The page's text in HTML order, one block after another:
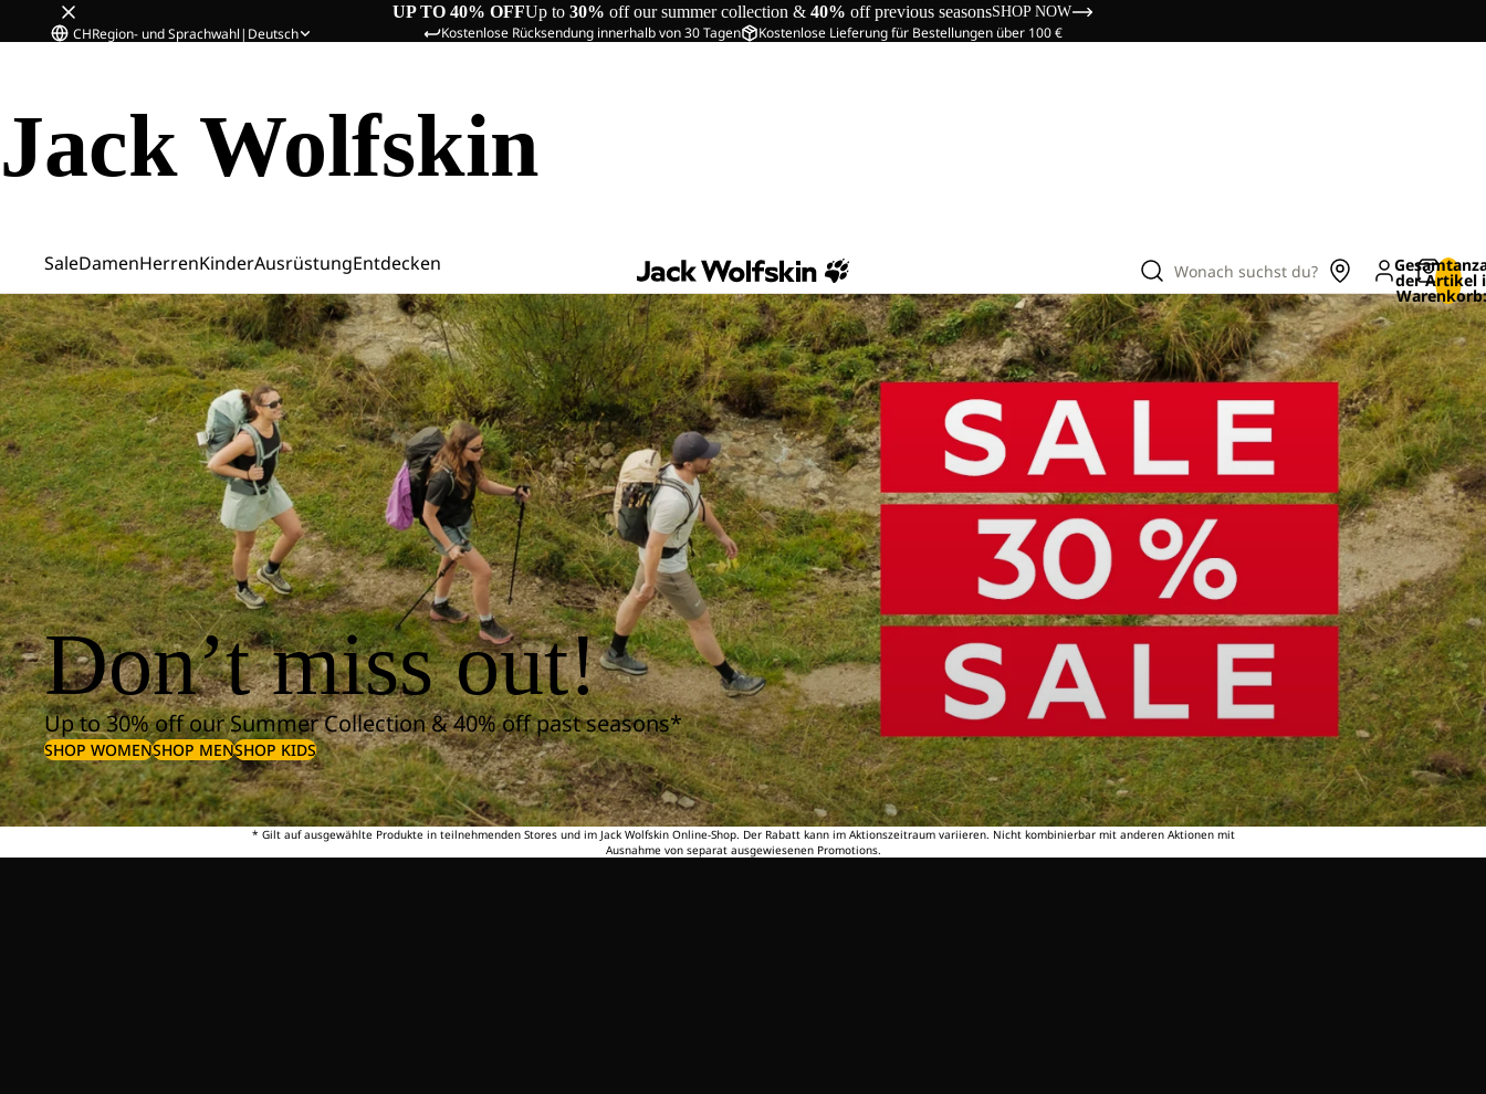
UP TO 40% OFFUp to 30% off our summer collection & 40% off previous seasonsSHOP NOW
Kostenlose Rücksendung innerhalb von 30 Tagen Kostenlose Lieferung für Bestellungen über 100 €
CHRegion- und Sprachwahl| Deutsch
Jack Wolfskin
SaleDamenHerrenKinderAusrüstungEntdecken Wonach suchst du? der Artikel
Don’t miss out!
Up to 30% off our Summer Collection & 40% off past seasons*
SHOP WOMENSHOP MENSHOP KIDS
* Gilt auf ausgewählte Produkte in teilnehmenden Stores und im Jack Wolfskin Online-Shop. Der Rabatt kann im Aktionszeitraum variieren. Nicht kombinierbar mit anderen Aktionen mit
Ausnahme von separat ausgewiesenen Promotions.